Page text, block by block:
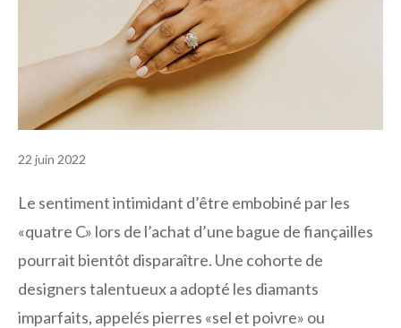
22 juin 2022
Le sentiment intimidant d’être embobiné par les
«quatre C» lors de l’achat d’une bague de fiançailles
pourrait bientôt disparaître. Une cohorte de
designers talentueux a adopté les diamants
imparfaits, appelés pierres «sel et poivre» ou